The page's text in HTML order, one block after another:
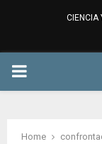
CIENCIA
PRIMARY
Home